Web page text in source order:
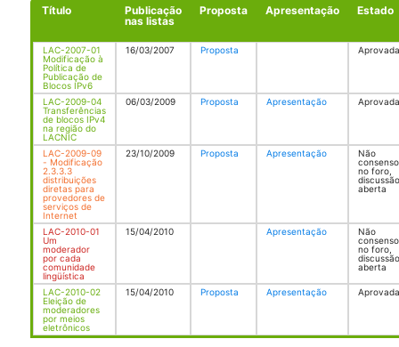
Título
Publicação
nas listas
Proposta Apresentação Estado
LAC-2007-01
Modificação à
Política de
Publicação de
Blocos IPv6
16/03/2007 Proposta Aprovada
LAC-2009-04
Transferências
de blocos IPv4
na região do
LACNIC
06/03/2009 Proposta Apresentação Aprovada
LAC-2009-09
- Modificação
2.3.3.3
distribuições
diretas para
provedores de
serviços de
Internet
23/10/2009 Proposta Apresentação
Não
consenso
no foro,
discussão
aberta
LAC-2010-01
Um
moderador
por cada
comunidade
lingüística
15/04/2010 Apresentação
Não
consenso
no foro,
discussão
aberta
LAC-2010-02
Eleição de
moderadores
por meios
eletrônicos
15/04/2010 Proposta Apresentação Aprovada